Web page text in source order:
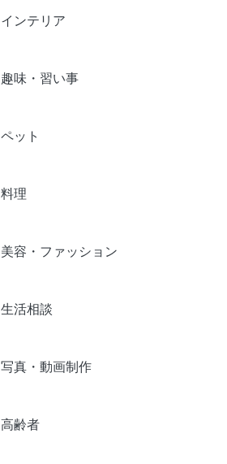
インテリア
趣味・習い事
ペット
料理
美容・ファッション
生活相談
写真・動画制作
高齢者